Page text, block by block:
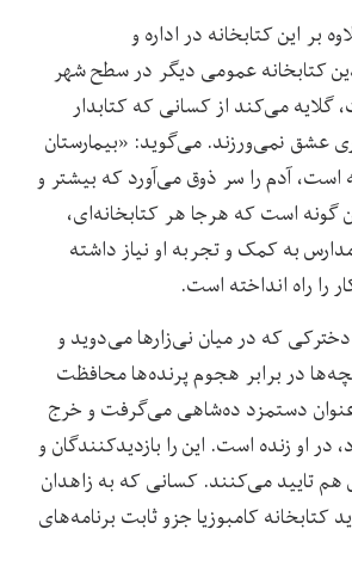
بر این کتابخانه در اداره و
کتابخانه عمومی دیگر در سطح شهر
می‌کند از کسانی که کتابدار
عشق نمی‌ورزند. می‌گوید: «بیمارستان
آدم را سر ذوق می‌آورد که بیشتر و
گونه است که هرجا هر کتابخانه‌ای،
به کمک و تجربه او نیاز داشته
را راه انداخته است.
دخترکی که در میان نی‌زارها می‌دوید و
در برابر هجوم پرنده‌ها محافظت
دستمزد ده‌شاهی می‌گرفت و خرج
او زنده است. این را بازدید‌کنندگان و
هم تایید می‌کنند. کسانی که به زاهدان
کتابخانه کامبوزیا جزو ثابت برنامه‌های